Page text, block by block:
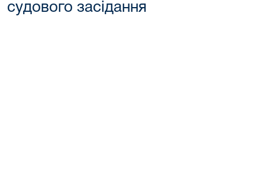
судового засідання